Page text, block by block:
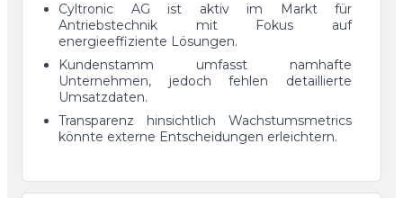
Cyltronic AG ist aktiv im Markt für
Antriebstechnik mit Fokus auf
energieeffiziente Lösungen.
Kundenstamm umfasst namhafte
Unternehmen, jedoch fehlen detaillierte
Umsatzdaten.
Transparenz hinsichtlich Wachstumsmetrics
könnte externe Entscheidungen erleichtern.